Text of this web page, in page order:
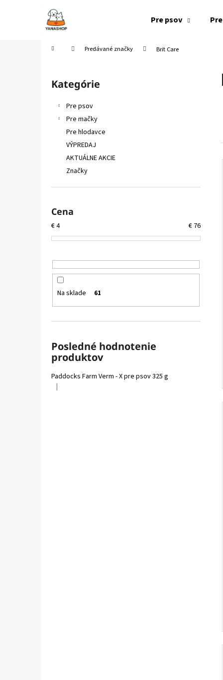
Pre psov
Domov Predávané značky Brit Care
Preskočiť
kategórie
Kategórie
Pre psov
Pre mačky
Pre hlodavce
VÝPREDAJ
AKTUÁLNE AKCIE
Značky
Cena
€4 € 76
Na sklade 61
Posledné hodnotenie
produktov
Paddocks Farm Verm - X pre psov 325 g
Hodnotenie produktu je 5 z 5 hviezdičiek.
|
Späť
Späť
FELIX CAT ADULT KAPSIČKY FANTASTIC VÝBER
V ŽELÉ 44X85G